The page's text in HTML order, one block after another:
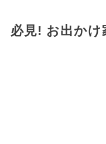
必見! お出かけ